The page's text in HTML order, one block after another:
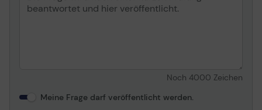
Noch 4000 Zeichen
Meine Frage darf veröffentlicht werden.